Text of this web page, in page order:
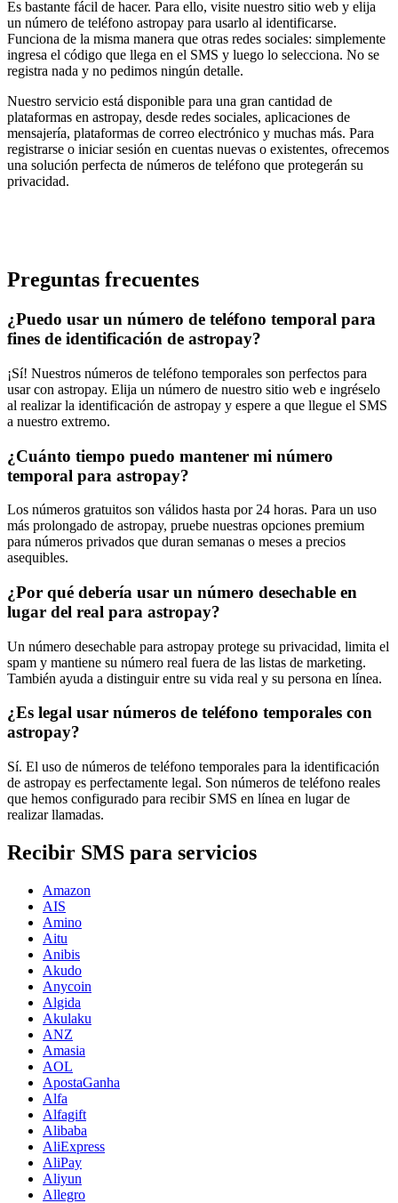
Es bastante fácil de hacer. Para ello, visite nuestro sitio web y elija
un número de teléfono astropay para usarlo al identificarse.
Funciona de la misma manera que otras redes sociales: simplemente
ingresa el código que llega en el SMS y luego lo selecciona. No se
registra nada y no pedimos ningún detalle.
Nuestro servicio está disponible para una gran cantidad de
plataformas en astropay, desde redes sociales, aplicaciones de
mensajería, plataformas de correo electrónico y muchas más. Para
registrarse o iniciar sesión en cuentas nuevas o existentes, ofrecemos
una solución perfecta de números de teléfono que protegerán su
privacidad.
Preguntas frecuentes
¿Puedo usar un número de teléfono temporal para
fines de identificación de astropay?
¡Sí! Nuestros números de teléfono temporales son perfectos para
usar con astropay. Elija un número de nuestro sitio web e ingréselo
al realizar la identificación de astropay y espere a que llegue el SMS
a nuestro extremo.
¿Cuánto tiempo puedo mantener mi número
temporal para astropay?
Los números gratuitos son válidos hasta por 24 horas. Para un uso
más prolongado de astropay, pruebe nuestras opciones premium
para números privados que duran semanas o meses a precios
asequibles.
¿Por qué debería usar un número desechable en
lugar del real para astropay?
Un número desechable para astropay protege su privacidad, limita el
spam y mantiene su número real fuera de las listas de marketing.
También ayuda a distinguir entre su vida real y su persona en línea.
¿Es legal usar números de teléfono temporales con
astropay?
Sí. El uso de números de teléfono temporales para la identificación
de astropay es perfectamente legal. Son números de teléfono reales
que hemos configurado para recibir SMS en línea en lugar de
realizar llamadas.
Recibir SMS para servicios
Amazon
AIS
Amino
Aitu
Anibis
Akudo
Anycoin
Algida
Akulaku
ANZ
Amasia
AOL
ApostaGanha
Alfa
Alfagift
Alibaba
AliExpress
AliPay
Aliyun
Allegro